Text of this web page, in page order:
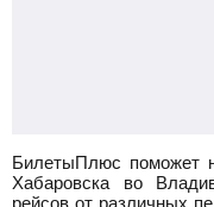
БилетыПлюс поможет
Хабаровска во
рейсов от различных